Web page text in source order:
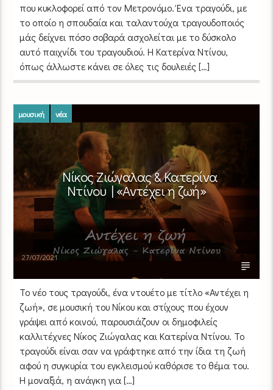
που κυκλοφορεί από τον Μετρονόμο. Ένα τραγούδι, με
το οποίο η σπουδαία και ταλαντούχα τραγουδοποιός
μάς δείχνει πόσο σοβαρά ασχολείται με το δύσκολο
αυτό παιχνίδι του τραγουδιού. Η Κατερίνα Ντίνου,
όπως άλλωστε κάνει σε όλες τις δουλειές […]
μουσική νέα
Νίκος Ζιώγαλας & Κατερίνα
Ντίνου | «Αντέχει η ζωή»
27/07/2021
Το νέο τους τραγούδι, ένα ντουέτο με τίτλο «Αντέχει η
ζωή», σε μουσική του Νίκου και στίχους που έχουν
γράψει από κοινού, παρουσιάζουν οι δημοφιλείς
καλλιτέχνες Νίκος Ζιώγαλας και Κατερίνα Ντίνου. Το
τραγούδι είναι σαν να γράφτηκε από την ίδια τη ζωή
αφού η συγκυρία του εγκλεισμού καθόρισε το θέμα του.
Η μοναξιά, η ανάγκη για […]